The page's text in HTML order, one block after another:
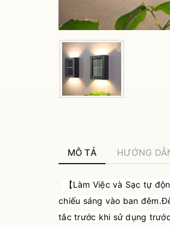
MÔ TẢ HƯỚNG
【Làm Việc và Sạc tự
chiếu sáng vào ban
tắc trước khi sử dụng